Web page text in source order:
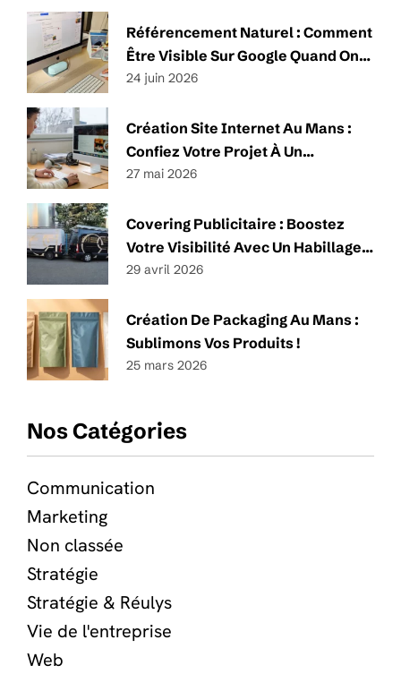
Référencement Naturel : Comment
Être Visible Sur Google Quand On
Est Une TPE Ou Une PME ?
24 juin 2026
Création Site Internet Au Mans :
Confiez Votre Projet À Un
Spécialiste
27 mai 2026
Covering Publicitaire : Boostez
Votre Visibilité Avec Un Habillage
Impactant Et Sur-Mesure
29 avril 2026
Création De Packaging Au Mans :
Sublimons Vos Produits !
25 mars 2026
Nos Catégories
Communication
Marketing
Non classée
Stratégie
Stratégie & Réulys
Vie de l'entreprise
Web